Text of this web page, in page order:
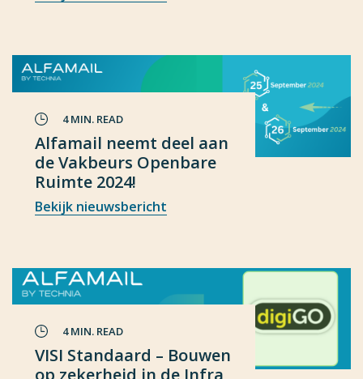
4 MIN. READ
Alfamail neemt deel aan
de Vakbeurs Openbare
Ruimte 2024!
Bekijk nieuwsbericht
4 MIN. READ
VISI Standaard – Bouwen